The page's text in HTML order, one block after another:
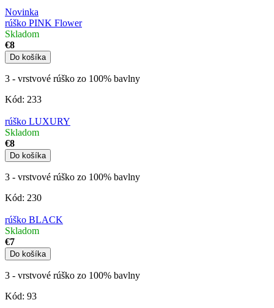
Novinka
rúško PINK Flower
Skladom
€8
Do košíka
3 - vrstvové rúško zo 100% bavlny
Kód: 233
rúško LUXURY
Skladom
€8
Do košíka
3 - vrstvové rúško zo 100% bavlny
Kód: 230
rúško BLACK
Skladom
€7
Do košíka
3 - vrstvové rúško zo 100% bavlny
Kód: 93